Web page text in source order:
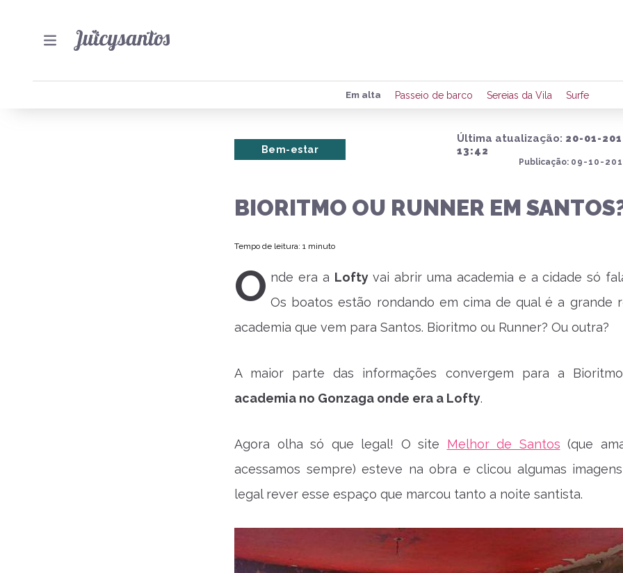
Preencha seus dados para
de eventos e notícias da
Em alta Passeio de barco Sereias da Vila Surfe
Última atualização: 20-01-
13:42
Publicação: 09-10-
Bem-estar
BIORITMO OU RUNNER EM
Tempo de leitura: 1 minuto
O nde era a Loftyvai abrir uma academia e a cidade só
Os boatos estão rondando em cima de qual é a grande
academia que vem para Santos. Bioritmo ou Runner? Ou outra?
A maior parte das informações convergem para a
academia no Gonzaga onde era a Lofty.
Agora olha só que legal! O site Melhor de Santos (que
acessamos sempre) esteve na obra e clicou algumas
legal rever esse espaço que marcou tanto a noite santista.